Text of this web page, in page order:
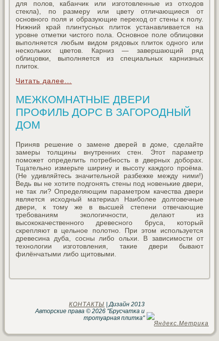
для полов, кабанчик или изготовленные из отходов
стекла), по размеру или цвету отличающиеся от
основного поля и образующие переход от стены к полу.
Нижний край плинтусных плиток устанавливается на
уровне отметки чистого пола. Основное поле облицовки
выполняется любым видом рядовых плиток одного или
нескольких цветов. Карниз — завершающий ряд
облицовки, выполняется из специальных карнизных
плиток.
Читать далее...
МЕЖКОМНАТНЫЕ ДВЕРИ
ПРОФИЛЬ ДОРС В ЗАГОРОДНЫЙ
ДОМ
Приняв решение о замене дверей в доме, сделайте
замеры толщины внутренних стен. Этот параметр
поможет определить потребность в дверных доборах.
Тщательно измерьте ширину и высоту каждого проёма.
(Не удивляйтесь значительной разбежке между ними!)
Ведь вы не хотите подгонять стены под новенькие двери,
не так ли? Определяющим параметром качества двери
является исходный материал Наиболее долговечные
двери, к тому же в высшей степени отвечающие
требованиям экологичности, делают из
высококачественного древесного бруса, который
скрепляют в цельное полотно. При этом используется
древесина дуба, сосны либо ольхи. В зависимости от
технологии изготовления, такие двери бывают
филёнчатыми либо щитовыми.
КОНТАКТЫ | Дизайн 2013
Авторские права © 2026 "Брусчатка и
тротуарная плитка"